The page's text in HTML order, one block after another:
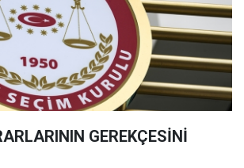
GEREKÇESİNİ